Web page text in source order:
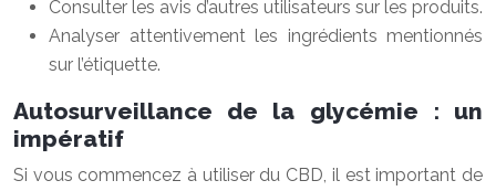
Consulter les avis d’autres utilisateurs sur les produits.
Analyser attentivement les ingrédients mentionnés
sur l’étiquette.
Autosurveillance de la glycémie : un
impératif
Si vous commencez à utiliser du CBD, il est important de